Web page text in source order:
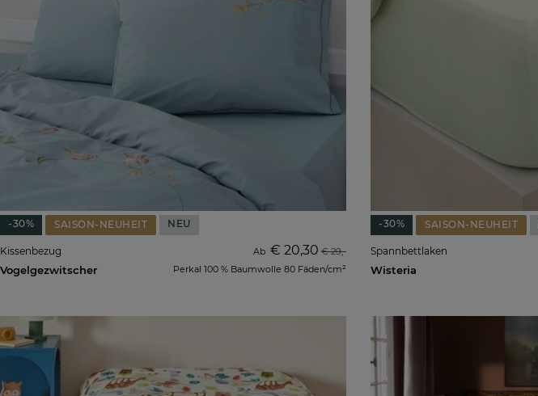
-30% SAISON-NEUHEIT NEU
Kissenbezug
Vogelgezwitscher
Ab € 20,30 € 29,-
Perkal 100 % Baumwolle 80 Fäden/cm²
-30% SAISON-NEUHEIT
Spannbettlaken
Wisteria